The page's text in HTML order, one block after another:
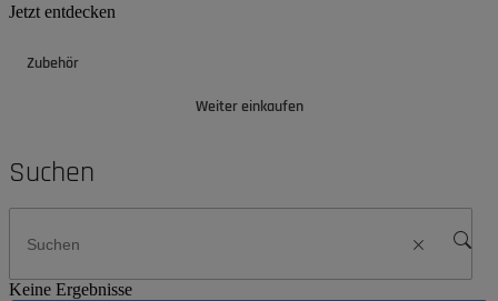
Jetzt entdecken
Zubehör
Weiter einkaufen
Suchen
Keine Ergebnisse